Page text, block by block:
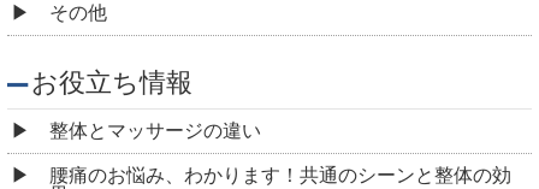
その他
お役立ち情報
整体とマッサージの違い
腰痛のお悩み、わかります！共通のシーンと整体の効